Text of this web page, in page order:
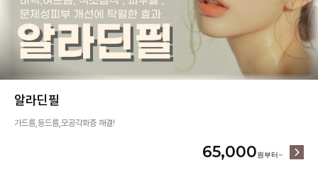
알라딘필
가드름,등드름,모공각화증 해결!
65,000